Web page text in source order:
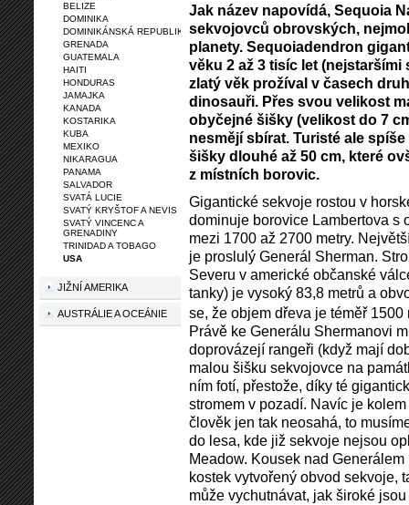
Jak název napovídá, Sequoia
sekvojovců obrovských,
planety. Sequoiadendron
věku 2 až 3 tisíc let
zlatý věk prožíval v časech
dinosauři. Přes svou velikost
obyčejné šišky (velikost do 7
nesmějí sbírat. Turisté ale
šišky dlouhé až 50 cm, které
z místních borovic.
Gigantické sekvoje rostou v
dominuje borovice Lambertova s
mezi 1700 až 2700 metry.
je proslulý Generál Sherman.
Severu v americké občanské
tanky) je vysoký 83,8 metrů a
se, že objem dřeva je téměř 1500
Právě ke Generálu Shermanovi
doprovázejí rangeři (když mají
malou šišku sekvojovce na
ním fotí, přestože, díky té
stromem v pozadí. Navíc je
člověk jen tak neosahá, to
do lesa, kde již sekvoje nejsou
Meadow. Kousek nad
kostek vytvořený obvod sekvoje,
může vychutnávat, jak široké
BELIZE
DOMINIKA
DOMINIKÁNSKÁ REPUBLIKA
GRENADA
GUATEMALA
HAITI
HONDURAS
JAMAJKA
KANADA
KOSTARIKA
KUBA
MEXIKO
NIKARAGUA
PANAMA
SALVADOR
SVATÁ LUCIE
SVATÝ KRYŠTOF A NEVIS
SVATÝ VINCENC A
GRENADINY
TRINIDAD A TOBAGO
USA
JIŽNÍ AMERIKA
AUSTRÁLIE A OCEÁNIE